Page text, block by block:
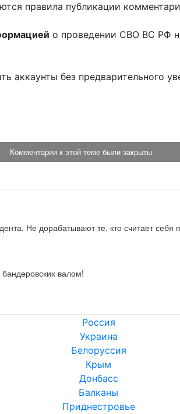
правила публикации
о проведении СВО ВС РФ
аккаунты без предварительного
Комментарии к этой теме были закрыты
Не дорабатывают те. кто считает
валом!
Россия
Украина
Белоруссия
Крым
Донбасс
Балканы
Приднестровье